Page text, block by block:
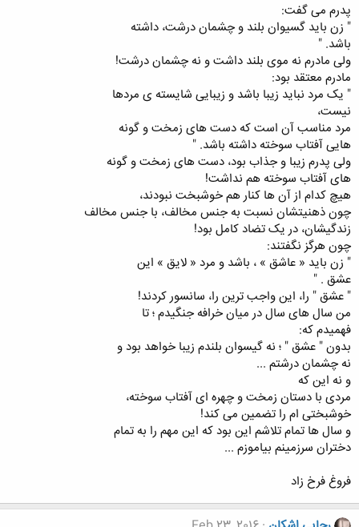
ﭘﺪﺭﻡ ﻣﯽ ﮔﻔﺖ:
" ﺯﻥ ﺑﺎﯾﺪ ﮔﺴﯿﻮﺍﻥ ﺑﻠﻨﺪ ﻭ ﭼﺸﻤﺎﻥ ﺩﺭﺷﺖ، ﺩﺍﺷﺘﻪ
ﺑﺎﺷﺪ. "
ﻭﻟﯽ ﻣﺎﺩﺭﻡ ﻧﻪ ﻣﻮﯼ ﺑﻠﻨﺪ ﺩﺍﺷﺖ ﻭ ﻧﻪ ﭼﺸﻤﺎﻥ ﺩﺭﺷﺖ!
ﻣﺎﺩﺭﻡ ﻣﻌﺘﻘﺪ ﺑﻮﺩ:
" ﯾﮏ ﻣﺮﺩ ﻧﺒﺎﯾﺪ ﺯﯾﺒﺎ ﺑﺎﺷﺪ ﻭ ﺯﯾﺒﺎﯾﯽ ﺷﺎﯾﺴﺘﻪ ﯼ ﻣﺮﺩﻫﺎ
ﻧﯿﺴﺖ،
ﻣﺮﺩ ﻣﻨﺎﺳﺐ ﺁﻥ ﺍﺳﺖ ﮐﻪ ﺩﺳﺖ ﻫﺎﯼ ﺯﻣﺨﺖ ﻭ ﮔﻮﻧﻪ
ﻫﺎﯾﯽ ﺁﻓﺘﺎﺏ ﺳﻮﺧﺘﻪ ﺩﺍﺷﺘﻪ ﺑﺎﺷﺪ. "
ﻭﻟﯽ ﭘﺪﺭﻡ ﺯﯾﺒﺎ ﻭ ﺟﺬﺍﺏ ﺑﻮﺩ، ﺩﺳﺖ ﻫﺎﯼ ﺯﻣﺨﺖ ﻭ ﮔﻮﻧﻪ
ﻫﺎﯼ ﺁﻓﺘﺎﺏ ﺳﻮﺧﺘﻪ ﻫﻢ ﻧﺪﺍﺷﺖ!
ﻫﯿﭻ ﮐﺪﺍﻡ ﺍﺯ ﺁﻥ ﻫﺎ ﮐﻨﺎﺭ ﻫﻢ ﺧﻮﺷﺒﺨﺖ ﻧﺒﻮﺩﻧﺪ،
ﭼﻮﻥ ﺫﻫﻨﯿﺘﺸﺎﻥ ﻧﺴﺒﺖ ﺑﻪ ﺟﻨﺲ ﻣﺨﺎﻟﻒ، ﺑﺎ ﺟﻨﺲ ﻣﺨﺎﻟﻒ
ﺯﻧﺪﮔﯿﺸﺎﻥ، ﺩﺭ ﯾﮏ ﺗﻀﺎﺩ ﮐﺎﻣﻞ ﺑﻮﺩ!
ﭼﻮﻥ ﻫﺮﮔﺰ ﻧﮕﻔﺘﻨﺪ:
" ﺯﻥ ﺑﺎﯾﺪ ‏« ﻋﺎﺷﻖ ‏» ، ﺑﺎﺷﺪ ﻭ ﻣﺮﺩ ‏« ﻻﯾﻖ ‏» ﺍﯾﻦ
ﻋﺸﻖ . "
" ﻋﺸﻖ " ﺭﺍ، ﺍﯾﻦ ﻭﺍﺟﺐ ﺗﺮﯾﻦ ﺭﺍ، ﺳﺎﻧﺴﻮﺭ ﮐﺮﺩﻧﺪ!
ﻣﻦ ﺳﺎﻝ ﻫﺎﯼ ﺳﺎﻝ ﺩﺭ ﻣﯿﺎﻥ ﺧﺮﺍﻓﻪ ﺟﻨﮕﯿﺪﻡ ؛ ﺗﺎ
ﻓﻬﻤﯿﺪﻡ ﮐﻪ:
ﺑﺪﻭﻥ " ﻋﺸﻖ " ؛ ﻧﻪ ﮔﯿﺴﻮﺍﻥ ﺑﻠﻨﺪﻡ ﺯﯾﺒﺎ ﺧﻮﺍﻫﺪ ﺑﻮﺩ ﻭ
ﻧﻪ ﭼﺸﻤﺎﻥ ﺩﺭﺷﺘﻢ ...
ﻭ ﻧﻪ ﺍﯾﻦ ﮐﻪ
ﻣﺮﺩﯼ ﺑﺎ ﺩﺳﺘﺎﻥ ﺯﻣﺨﺖ ﻭ ﭼﻬﺮﻩ ﺍﯼ ﺁﻓﺘﺎﺏ ﺳﻮﺧﺘﻪ،
ﺧﻮﺷﺒﺨﺘﯽ ﺍﻡ ﺭﺍ ﺗﻀﻤﯿﻦ ﻣﯽ ﮐﻨﺪ!
ﻭ ﺳﺎﻝ ﻫﺎ ﺗﻤﺎﻡ ﺗﻼﺷﻢ ﺍﯾﻦ ﺑﻮﺩ ﮐﻪ ﺍﯾﻦ ﻣﻬﻢ ﺭﺍ ﺑﻪ ﺗﻤﺎﻡ
ﺩﺧﺘﺮﺍﻥ ﺳﺮﺯﻣﯿﻨﻢ ﺑﯿﺎﻣﻮﺯﻡ ...
ﻓﺮﻭﻍ ﻓﺮﺥ ﺯﺍﺩ